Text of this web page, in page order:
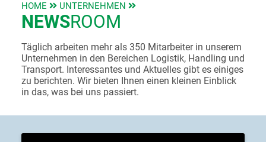
HOME UNTERNEHMEN
NEWSROOM
Täglich arbeiten mehr als 350 Mitarbeiter in unserem
Unternehmen in den Bereichen Logistik, Handling und
Transport. Interessantes und Aktuelles gibt es einiges
zu berichten. Wir bieten Ihnen einen kleinen Einblick
in das, was bei uns passiert.